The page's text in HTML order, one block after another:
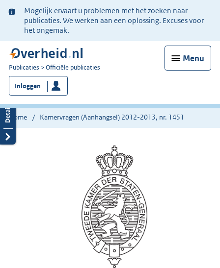
Ter
informatie:
Mogelijk ervaart u problemen met het zoeken naar
publicaties. We werken aan een oplossing. Excuses voor
het ongemak.
Menu
U
bent
nu
hier:
Publicaties Officiële publicaties
Inloggen
Home Kamervragen (Aanhangsel) 2012-2013, nr. 1451